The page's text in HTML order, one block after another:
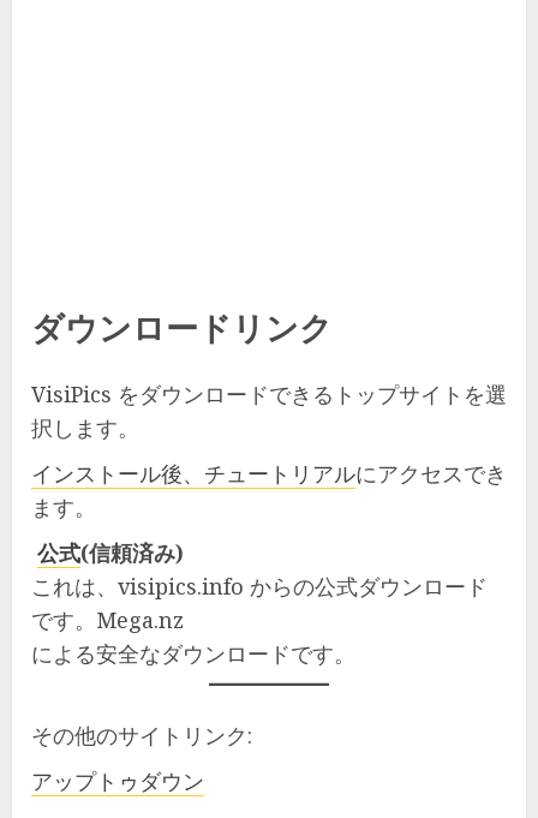
ダウンロードリンク
VisiPics をダウンロードできるトップサイトを選
択します。
インストール後、チュートリアルにアクセスでき
ます。
公式(信頼済み)
これは、visipics.info からの公式ダウンロード
です。Mega.nz
による安全なダウンロードです。
その他のサイトリンク:
アップトゥダウン